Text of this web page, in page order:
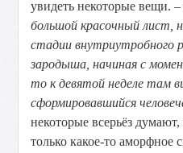
увидеть некоторые вещи.
большой красочный лист,
стадии внутриутробного
зародыша, начиная с
то к девятой неделе там
сформировавшийся
некоторые всерьёз
только какое-то аморфное